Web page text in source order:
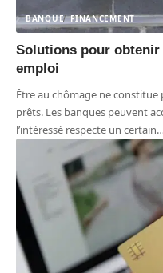
BANQUE FINANCEMENT
Solutions pour
emploi
Être au chômage ne
prêts. Les banques peuvent
l’intéressé respecte un certain